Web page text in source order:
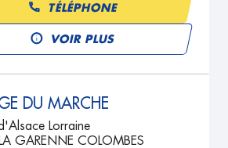
TÉLÉPHONE
VOIR PLUS
DU MARCHE
Lorraine
GARENNE COLOMBES